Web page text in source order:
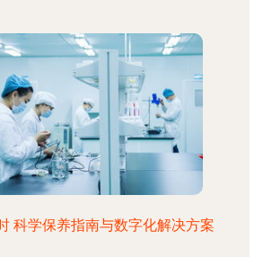
科学保养指南与数字化解决方案